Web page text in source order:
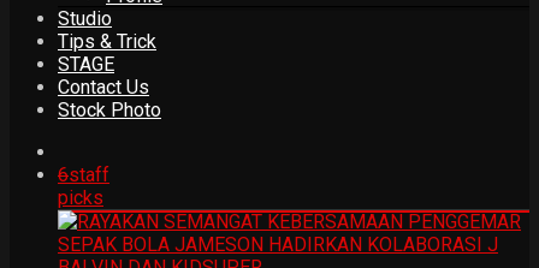
Studio
Tips & Trick
STAGE
Contact Us
Stock Photo
6staff
picks